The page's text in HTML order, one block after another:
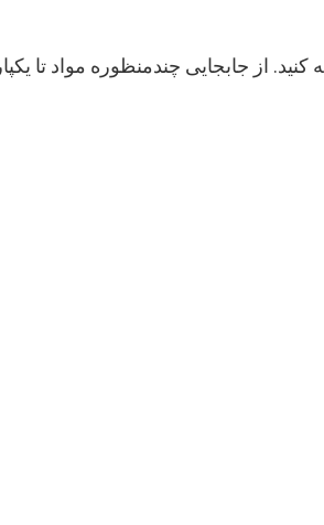
بی‌نظیری را تجربه کنید. از جابجایی چندمنظوره